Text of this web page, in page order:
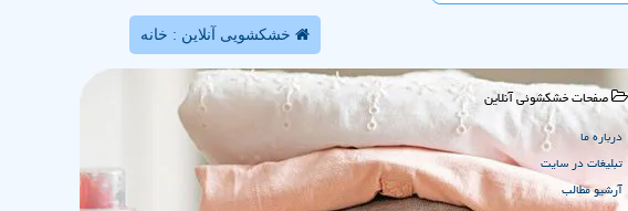
خشکشویی آنلاین : خانه
صفحات خشكشوئی آنلاین
درباره ما
تبلیغات در سایت
آرشیو مطالب